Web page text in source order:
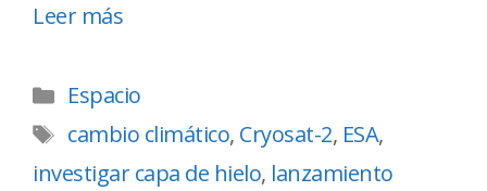
Leer más
Espacio
cambio climático, Cryosat-2, ESA,
investigar capa de hielo, lanzamiento